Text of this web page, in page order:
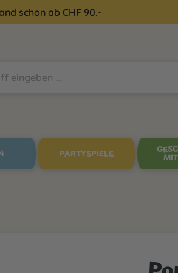
schon ab CHF 90.-
PARTYSPIELE